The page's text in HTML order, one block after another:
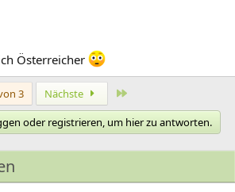
Österreicher
3 Nächste
oder registrieren, um hier zu antworten.